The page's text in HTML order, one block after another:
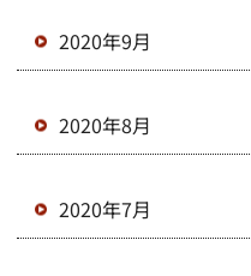
2020年9月
2020年8月
2020年7月